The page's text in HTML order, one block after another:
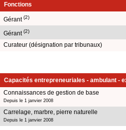
Fonctions
Gérant(2)
Gérant(2)
Curateur (désignation par tribunaux)
Capacités entrepreneuriales - ambulant -
Connaissances de gestion de base
Depuis le 1 janvier 2008
Carrelage, marbre, pierre naturelle
Depuis le 1 janvier 2008